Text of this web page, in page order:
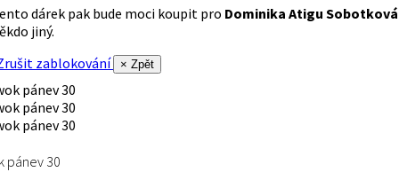
dárek pak bude moci koupit pro Dominika Atigu Sobotková
jiný.
zablokování
× Zpět
pánev 30